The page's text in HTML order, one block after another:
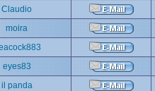
Claudio
moira
eyes83
il panda